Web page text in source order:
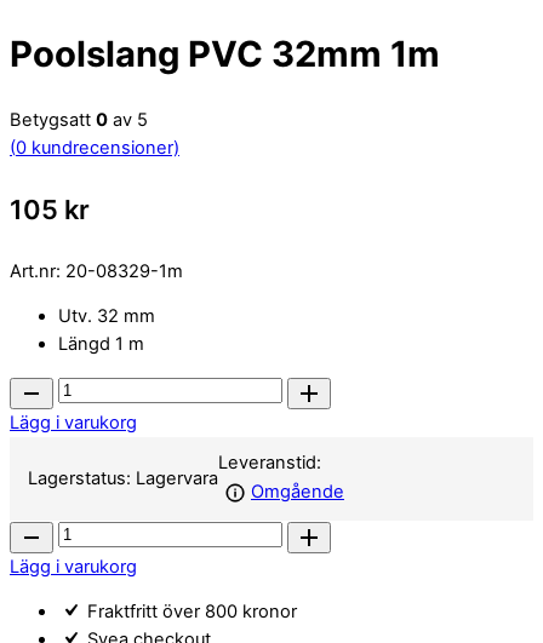
Poolslang PVC 32mm 1m
Betygsatt 0 av 5
(0 kundrecensioner)
105 kr
Art.nr: 20-08329-1m
Utv. 32 mm
Längd 1 m
Poolslang
PVC
1m
Lägg i varukorg
Lagerstatus: Lagervara
Leveranstid:
Omgående
Poolslang
PVC
1m
Lägg i varukorg
Fraktfritt över 800 kronor